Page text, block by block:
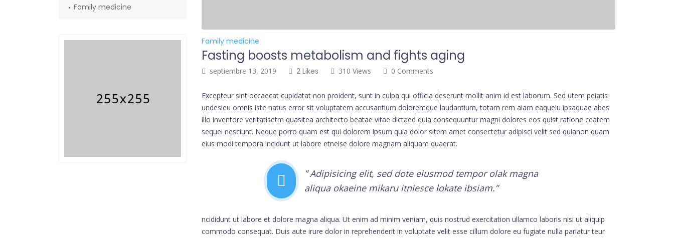
Family medicine
Fasting boosts metabolism and fights aging
septiembre 13, 2019 2 Likes 310 Views 0 Comments
Excepteur sint occaecat cupidatat non proident, sunt in culpa qui officia deserunt mollit anim id est laborum. Sed utem peiatis
undesieu omnis iste natus error sit voluptatem accusantium doloremque laudantium, totam rem aiam eaqueiu ipsaquae abes
illo inventore veritatisetm quasitea architecto beatae vitae dictaed quia consequuntur magni dolores eos quist ratione ceatem
sequei nesciunt. Neque porro quam est qui dolorem ipsum quia dolor sitem amet consectetur adipisci velit sed quianon quam
eius modi tempora incidunt ut labore etneise dolore magnam aliquam quaerat.
” Adipisicing elit, sed dote eiusmod tempor olak magna
aliqua okaeine mikaru itniesce lokate ibsiam.”
ncididunt ut labore et dolore magna aliqua. Ut enim ad minim veniam, quis nostrud exercitation ullamco laboris nisi ut aliquip
commodo consequat. Duis aute irure dolor in reprehenderit in voluptate velit esse cillum dolore eu fugiate nulla pariatur teur
Family medicine